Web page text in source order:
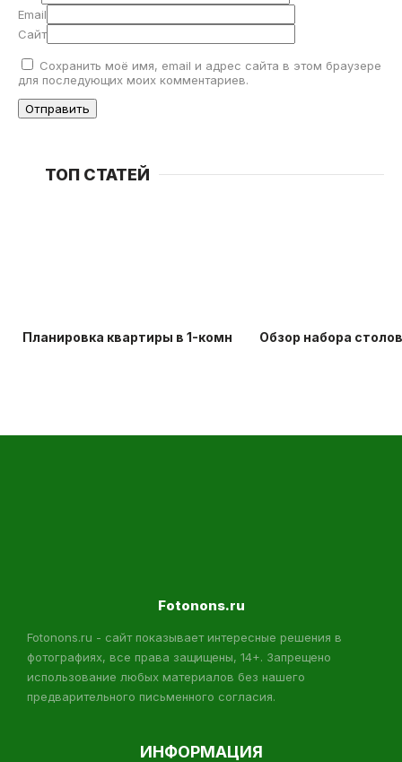
Email
Сайт
Сохранить моё имя, email и адрес сайта в этом браузере
для последующих моих комментариев.
ТОП СТАТЕЙ
Планировка квартиры в 1-комнатной хрущевке: идеи
Обзор набора
Fotonons.ru
Fotonons.ru - сайт показывает интересные решения в
фотографиях, все права защищены, 14+. Запрещено
использование любых материалов без нашего
предварительного письменного согласия.
ИНФОРМАЦИЯ